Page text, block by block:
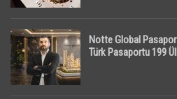
Notte Global
Türk Pasaportu 199